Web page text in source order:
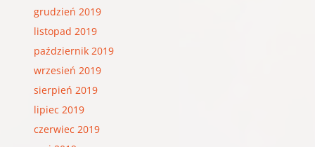
grudzień 2019
listopad 2019
październik 2019
wrzesień 2019
sierpień 2019
lipiec 2019
czerwiec 2019